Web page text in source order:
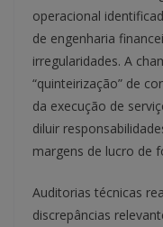
operacional
de engenharia
irregularidades. A
“quinteirização” de
da execução de
diluir
margens de lucro de
Auditorias técnicas
discrepâncias